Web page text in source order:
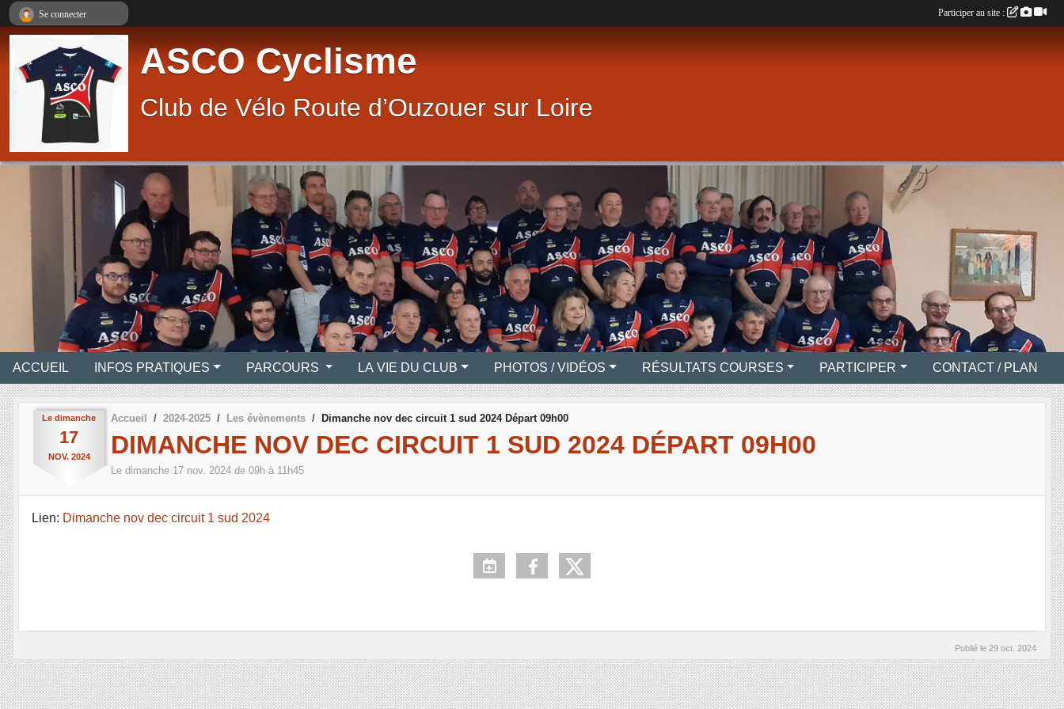
ASCO Cyclisme
Club de Vélo Route d’Ouzouer sur Loire
ACCUEIL INFOS PRATIQUES PARCOURS LA VIE DU CLUB PHOTOS / VIDÉOS RÉSULTATS COURSES PARTICIPER CONTACT / PLAN
Le dimanche
17
NOV. 2024
Accueil 2024-2025 Les évènements Dimanche nov dec circuit 1 sud 2024 Départ 09h00
DIMANCHE NOV DEC CIRCUIT 1 SUD 2024 DÉPART 09H00
Le dimanche 17 nov. 2024 de 09h à 11h45
Lien: Dimanche nov dec circuit 1 sud 2024
Publié le 29 oct. 2024
Se connecter Participer au site :
Panneau de gestion des cookies